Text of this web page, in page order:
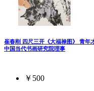
崔春刚 四尺三开《大福禄图》 青年
中国当代书画研究院理事
￥500